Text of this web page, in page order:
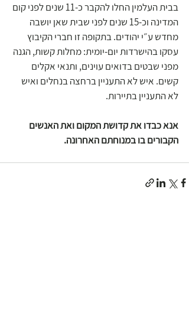
בבית העלמין החלו להקבר כ-11 שנים לפני קום
המדינה וכ-15 שנים לפני שבית שאן יושבה
מחדש ע״י יהודים. בתקופה זו חברי הקיבוץ
עסקו בהישרדות יום-יומית: מחלות קשות, הגנה
מפני שבטים בדואים עוינים, ותנאי אקלים
קשים. איש לא התעניין ברחצה בנחלים ואיש
לא התעניין בתיירות.
אנא כבדו את קדושת המקום ואת האנשים
הקבורים בו במנוחתם האחרונה.